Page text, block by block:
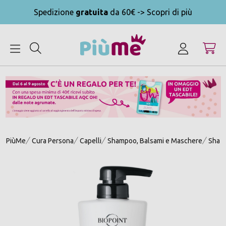
Spedizione gratuita da 60€ -> Scopri di più
PiùMe Cura Persona Capelli Shampoo, Balsami e Maschere